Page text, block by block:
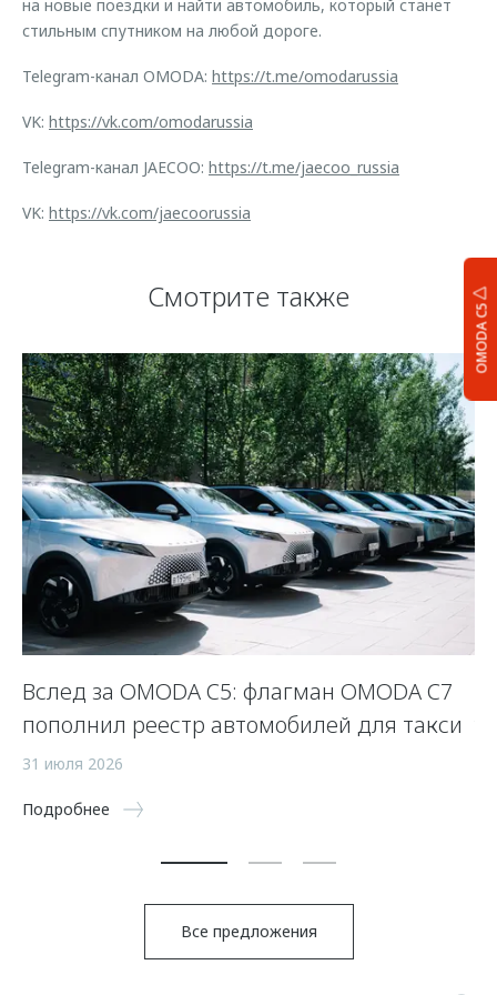
OMODA C5
на новые поездки и найти автомобиль, который станет
стильным спутником на любой дороге.
Telegram-канал OMODA: https://t.me/omodarussia
VK: https://vk.com/omodarussia
Telegram-канал JAECOO: https://t.me/jaecoo_russia
VK: https://vk.com/jaecoorussia
Смотрите также
Вслед за OMODA C5: флагман OMODA C7
пополнил реестр автомобилей для такси
31 июля 2026
Подробнее
Все предложения